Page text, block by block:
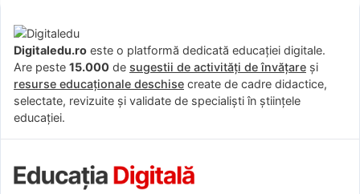
Digitaledu.ro este o platformă dedicată educației digitale.
Are peste 15.000 de sugestii de activități de învățare și
resurse educaționale deschise create de cadre didactice,
selectate, revizuite și validate de specialiști în științele
educației.